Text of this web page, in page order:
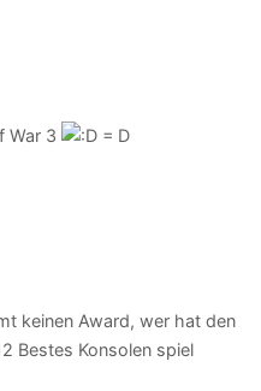
War 3
keinen Award, wer hat den
Bestes Konsolen spiel